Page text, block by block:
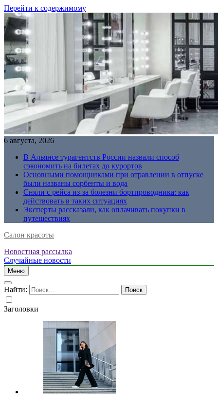
Перейти к содержимому
6 августа, 2026
В Альянсе турагентств России назвали способ
сэкономить на билетах до курортов
Основными помощниками при отравлении в отпуске
были названы сорбенты и вода
Сняли с рейса из-за болезни бортпроводника: как
действовать в таких ситуациях
Эксперты рассказали, как оплачивать покупки в
путешествиях
Салон красоты
Новостная рассылка
Случайные новости
Меню
Найти:
Заголовки